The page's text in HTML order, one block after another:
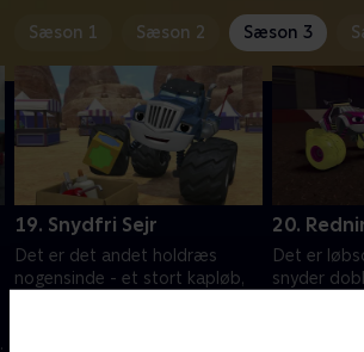
Sæson 1 Sæson 2 Sæson 3
19. Snydfri Sejr
Det er det andet holdræs
nogensinde - et stort kapløb,
20.
Det er
snyder
sender